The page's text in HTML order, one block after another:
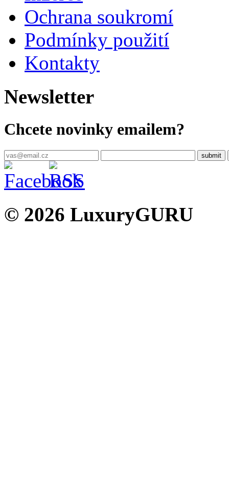
Ochrana soukromí
Podmínky použití
Kontakty
Newsletter
Chcete novinky emailem?
© 2026 LuxuryGURU